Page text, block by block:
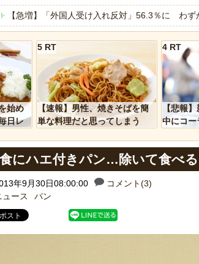
【急増】「外国人受け入れ反対」56.3％に わず
「ぞわっとした…」カルディで売っているコーヒ
「アメリカのヤンキーがアジア人にケンカを売
「あなたはアメリカを愛していますか」「はい
ヒーローのサバイバルアクション Siege
【中国】パトカーの前で好演技www当たり屋や
始め
日レ
5 RT
【速報】男性、焼きそばを簡
単な料理だと思ってしまう
4 RT
【悲報
中にコー
にハエ付きパン…除いて食べ
年9月30日08:00:00
コメント(3)
ュース
パン